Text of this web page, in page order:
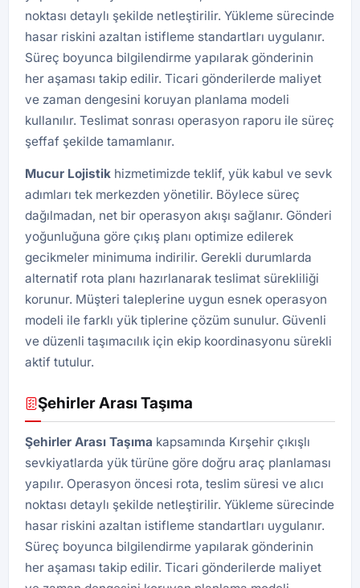
noktası detaylı şekilde netleştirilir. Yükleme sürecinde
hasar riskini azaltan istifleme standartları uygulanır.
Süreç boyunca bilgilendirme yapılarak gönderinin
her aşaması takip edilir. Ticari gönderilerde maliyet
ve zaman dengesini koruyan planlama modeli
kullanılır. Teslimat sonrası operasyon raporu ile süreç
şeffaf şekilde tamamlanır.
Mucur Lojistik hizmetimizde teklif, yük kabul ve sevk
adımları tek merkezden yönetilir. Böylece süreç
dağılmadan, net bir operasyon akışı sağlanır. Gönderi
yoğunluğuna göre çıkış planı optimize edilerek
gecikmeler minimuma indirilir. Gerekli durumlarda
alternatif rota planı hazırlanarak teslimat sürekliliği
korunur. Müşteri taleplerine uygun esnek operasyon
modeli ile farklı yük tiplerine çözüm sunulur. Güvenli
ve düzenli taşımacılık için ekip koordinasyonu sürekli
aktif tutulur.
Şehirler Arası Taşıma
Şehirler Arası Taşıma kapsamında Kırşehir çıkışlı
sevkiyatlarda yük türüne göre doğru araç planlaması
yapılır. Operasyon öncesi rota, teslim süresi ve alıcı
noktası detaylı şekilde netleştirilir. Yükleme sürecinde
hasar riskini azaltan istifleme standartları uygulanır.
Süreç boyunca bilgilendirme yapılarak gönderinin
her aşaması takip edilir. Ticari gönderilerde maliyet